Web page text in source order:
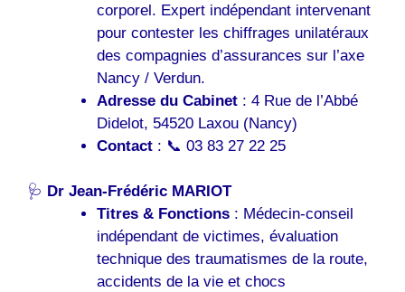
corporel. Expert indépendant intervenant
pour contester les chiffrages unilatéraux
des compagnies d’assurances sur l’axe
Nancy / Verdun.
Adresse du Cabinet: 4 Rue de l’Abbé
Didelot, 54520 Laxou (Nancy)
Contact: 📞 03 83 27 22 25
🩺 Dr Jean-Frédéric MARIOT
Titres & Fonctions: Médecin-conseil
indépendant de victimes, évaluation
technique des traumatismes de la route,
accidents de la vie et chocs